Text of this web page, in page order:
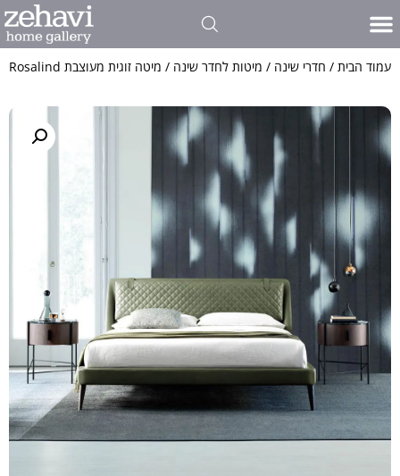
עמוד הבית / חדרי שינה / מיטות לחדר שינה / מיטה זוגית מעוצבת Rosalind